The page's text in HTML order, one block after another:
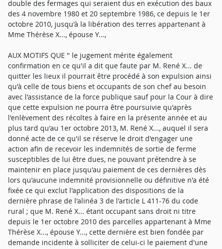
double des fermages qui seraient dus en exécution des baux
des 4 novembre 1980 et 20 septembre 1986, ce depuis le 1er
octobre 2010, jusqu'à la libération des terres appartenant à
Mme Thérèse X..., épouse Y...,
AUX MOTIFS QUE " le jugement mérite également
confirmation en ce qu'il a dit que faute par M. René X... de
quitter les lieux il pourrait être procédé à son expulsion ainsi
qu'à celle de tous biens et occupants de son chef au besoin
avec l'assistance de la force publique sauf pour la Cour à dire
que cette expulsion ne pourra être poursuivie qu'après
l'enlèvement des récoltes à faire en la présente année et au
plus tard qu'au 1er octobre 2013, M. René X..., auquel il sera
donné acte de ce qu'il se réserve le droit d'engager une
action afin de recevoir les indemnités de sortie de ferme
susceptibles de lui être dues, ne pouvant prétendre à se
maintenir en place jusqu'au paiement de ces dernières dès
lors qu'aucune indemnité provisionnelle ou définitive n'a été
fixée ce qui exclut l'application des dispositions de la
dernière phrase de l'alinéa 3 de l'article L 411-76 du code
rural ; que M. René X... étant occupant sans droit ni titre
depuis le 1er octobre 2010 des parcelles appartenant à Mme
Thérèse X..., épouse Y..., cette dernière est bien fondée par
demande incidente à solliciter de celui-ci le paiement d'une